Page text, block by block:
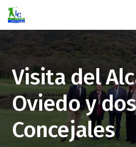
Visita del
Oviedo y
Concejales